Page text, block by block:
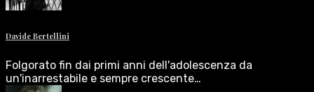
Davide Bertellini
Folgorato fin dai primi anni dell'adolescenza da
un'inarrestabile e sempre crescente…